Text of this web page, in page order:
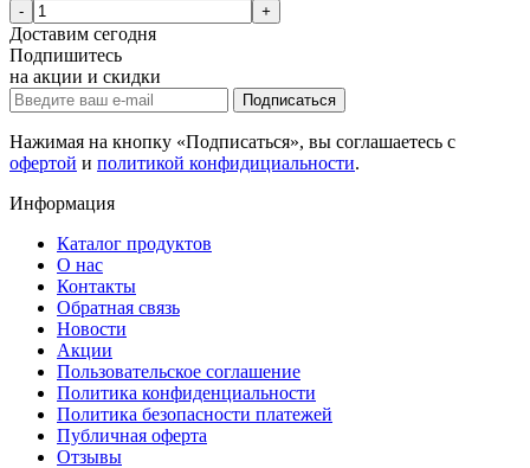
-
+
Доставим сегодня
Подпишитесь
на акции и скидки
Подписаться
Нажимая на кнопку «Подписаться», вы соглашаетесь с
офертой и политикой конфидициальности.
Информация
Каталог продуктов
О нас
Контакты
Обратная связь
Новости
Акции
Пользовательское соглашение
Политика конфиденциальности
Политика безопасности платежей
Публичная оферта
Отзывы